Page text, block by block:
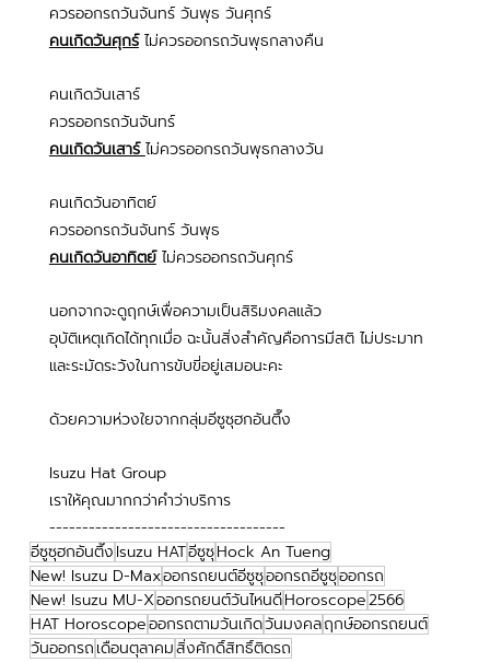
ควรออกรถวันจันทร์ วันพุธ วันศุกร์
คนเกิดวันศุกร์ ไม่ควรออกรถวันพุธกลางคืน
คนเกิดวันเสาร์
ควรออกรถวันจันทร์
คนเกิดวันเสาร์ ไม่ควรออกรถวันพุธกลางวัน
คนเกิดวันอาทิตย์
ควรออกรถวันจันทร์ วันพุธ
คนเกิดวันอาทิตย์ ไม่ควรออกรถวันศุกร์
นอกจากจะดูฤกษ์เพื่อความเป็นสิริมงคลแล้ว
อุบัติเหตุเกิดได้ทุกเมื่อ ฉะนั้นสิ่งสำคัญคือการมีสติ ไม่ประมาท
และระมัดระวังในการขับขี่อยู่เสมอนะคะ
ด้วยความห่วงใยจากกลุ่มอีซูซุฮกอันตึ๊ง
Isuzu Hat Group
เราให้คุณมากกว่าคำว่าบริการ
------------------------------------
อีซูซุฮกอันตึ๊งIsuzu HATอีซูซุHock An Tueng
New! Isuzu D-Maxออกรถยนต์อีซูซุออกรถอีซูซุออกรถ
New! Isuzu MU-Xออกรถยนต์วันไหนดีHoroscope2566
HAT Horoscopeออกรถตามวันเกิดวันมงคลฤกษ์ออกรถยนต์
วันออกรถเดือนตุลาคมสิ่งศักดิ์สิทธิ์ติดรถ